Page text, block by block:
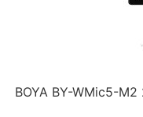
BOYA BY-WMic5-M2